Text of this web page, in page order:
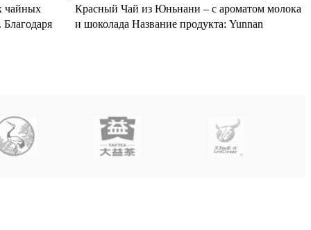
чайных
Красный Чай из Юньнани – с ароматом молока
и шоколада Название продукта: Yunnan